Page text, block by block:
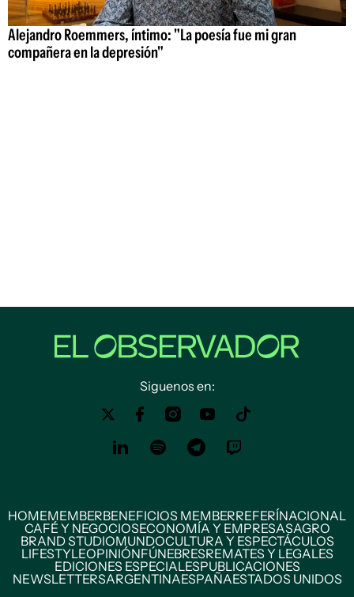
Alejandro Roemmers, íntimo: "La poesía fue mi gran
compañera en la depresión"
Siguenos en:
HOMEMEMBERBENEFICIOS MEMBERREFERÍNACIONAL
CAFÉ Y NEGOCIOSECONOMÍA Y EMPRESASAGRO
BRAND STUDIOMUNDOCULTURA Y ESPECTÁCULOS
LIFESTYLEOPINIÓNFÚNEBRESREMATES Y LEGALES
EDICIONES ESPECIALESPUBLICACIONES
NEWSLETTERSARGENTINAESPAÑAESTADOS UNIDOS